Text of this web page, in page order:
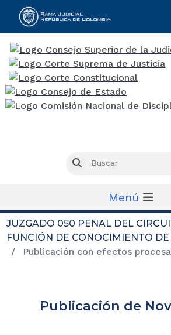
Buscar
Menú
JUZGADO 050 PENAL DEL
FUNCIÓN DE CONOCIMIENTO
Publicación con efectos
Publicación de